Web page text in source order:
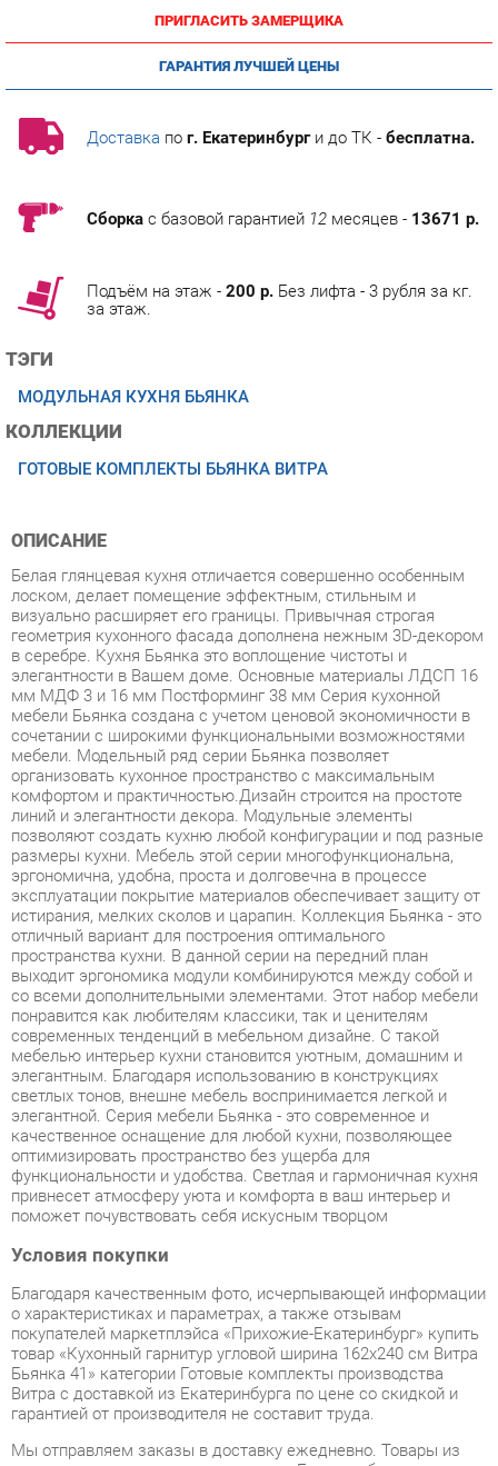
ГАРАНТИЯ ЛУЧШЕЙ ЦЕНЫ
Доставкапог. Екатеринбурги до ТК -бесплатна.
ТЭГИ
ГОТОВЫЕ КОМПЛЕКТЫ БЬЯНКА ВИТРА
ОПИСАНИЕ
лоском, делает помещение эффектным, стильным и
визуально расширяет его границы. Привычная строгая
геометрия кухонного фасада дополнена нежным 3D-декором
в серебре. Кухня Бьянка это воплощение чистоты и
элегантности в Вашем доме. Основные материалы ЛДСП 16
мм МДФ 3 и 16 мм Постформинг 38 мм Серия кухонной
мебели Бьянка создана с учетом ценовой экономичности в
сочетании с широкими функциональными возможностями
мебели. Модельный ряд серии Бьянка позволяет
организовать кухонное пространство с максимальным
комфортом и практичностью.Дизайн строится на простоте
линий и элегантности декора. Модульные элементы
позволяют создать кухню любой конфигурации и под разные
размеры кухни. Мебель этой серии многофункциональна,
эргономична, удобна, проста и долговечна в процессе
эксплуатации покрытие материалов обеспечивает защиту от
истирания, мелких сколов и царапин. Коллекция Бьянка - это
отличный вариант для построения оптимального
пространства кухни. В данной серии на передний план
выходит эргономика модули комбинируются между собой и
со всеми дополнительными элементами. Этот набор мебели
понравится как любителям классики, так и ценителям
современных тенденций в мебельном дизайне. С такой
мебелью интерьер кухни становится уютным, домашним и
элегантным. Благодаря использованию в конструкциях
светлых тонов, внешне мебель воспринимается легкой и
элегантной. Серия мебели Бьянка - это современное и
качественное оснащение для любой кухни, позволяющее
оптимизировать пространство без ущерба для
функциональности и удобства. Светлая и гармоничная кухня
привнесет атмосферу уюта и комфорта в ваш интерьер и
поможет почувствовать себя искусным творцом
Условия покупки
Благодаря качественным фото, исчерпывающей информации
о характеристиках и параметрах, а также отзывам
товар «Кухонный гарнитур угловой ширина 162х240 см Витра
Витра с доставкой из Екатеринбурга по цене со скидкой и
гарантией от производителя не составит труда.
Мы отправляем заказы в доставку ежедневно. Товары из
ассортимента в наличии на складе в Екатеринбурге вы
получите не позднее48-ми часовс момента оформления
заказа. Дополнительно вы можете заказать подъём на этаж
и сборку мебельных изделий.